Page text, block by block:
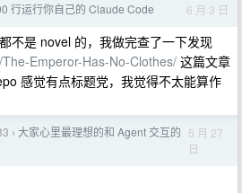
行运行你自己的 Claude Code 6 月 3 日
不是 novel 的，我做完查了一下发现
Emperor-Has-No-Clothes/ 这篇文章
感觉有点标题党，我觉得不太能算作
› 大家心里最理想的和 Agent 交互的 5 月 27
日